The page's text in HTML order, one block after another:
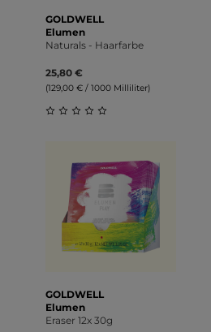
GOLDWELL
Elumen
Naturals - Haarfarbe
25,80 €
(129,00 € / 1000 Milliliter)
GOLDWELL
Elumen
Eraser 12x 30g